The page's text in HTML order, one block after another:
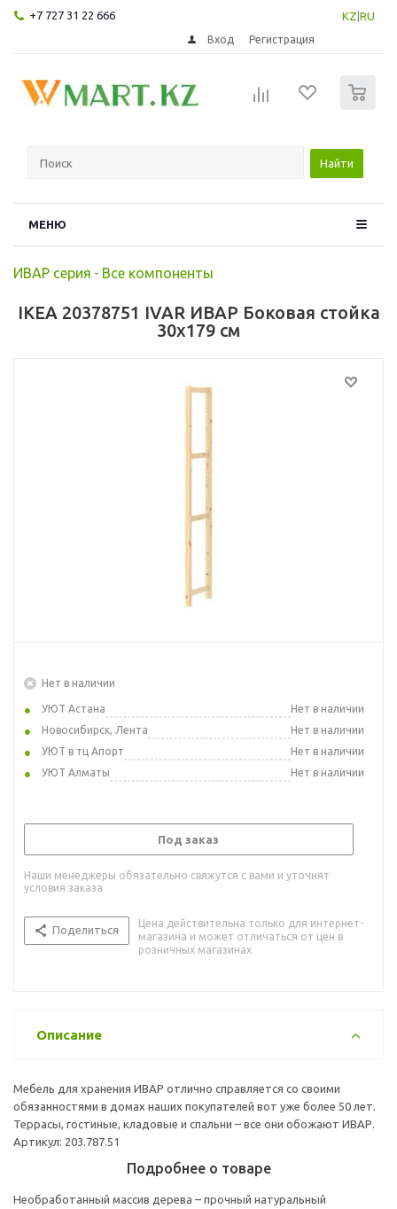
+7 727 31 22 666 KZ RU
Вход Регистрация
Найти
МЕНЮ
ИВАР серия - Все компоненты
IKEA 20378751 IVAR ИВАР Боковая стойка
30x179 см
Нет в наличии
УЮТ Астана
Нет в наличии
Новосибирск, Лента
Нет в наличии
УЮТ в тц Апорт
Нет в наличии
УЮТ Алматы
Нет в наличии
Под заказ
Наши менеджеры обязательно свяжутся с вами и уточнят
условия заказа
Поделиться
Цена действительна только для интернет-
магазина и может отличаться от цен в
розничных магазинах
Описание
Мебель для хранения ИВАР отлично справляется со своими
обязанностями в домах наших покупателей вот уже более 50 лет.
Террасы, гостиные, кладовые и спальни – все они обожают ИВАР.
Артикул: 203.787.51
Подробнее о товаре
Необработанный массив дерева – прочный натуральный